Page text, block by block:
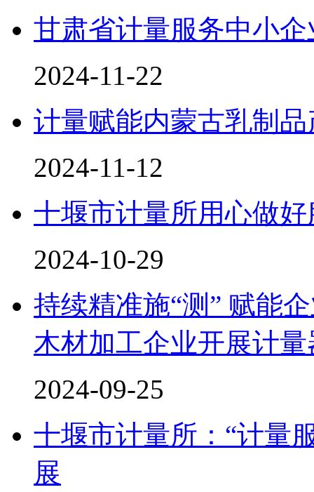
甘肃省计量服务中小
2024-11-22
计量赋能内蒙古乳制
2024-11-12
十堰市计量所用心做
2024-10-29
持续精准施“测” 赋能
木材加工企业开展计量
2024-09-25
十堰市计量所：“计量
展